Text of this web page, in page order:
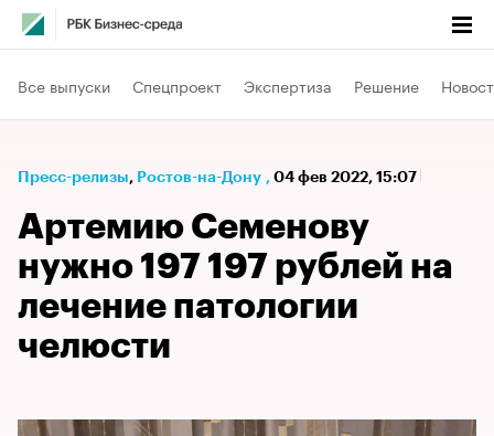
Все выпуски Спецпроект Экспертиза Решение
Пресс-релизы⁠, Ростов-на-Дону , 04 фев 2022, 15:07
Артемию Семенову
нужно 197 197 рублей на
лечение патологии
челюсти